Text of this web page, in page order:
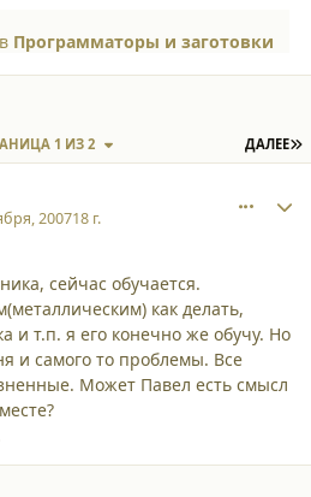
в Программаторы и заготовки
ДАЛЕЕ
1 ИЗ 2
200718 г.
сейчас обучается.
как делать,
и т.п. я его конечно же обучу. Но
и самого то проблемы. Все
Может Павел есть смысл